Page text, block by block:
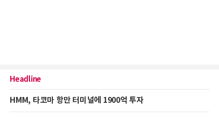
Headline
HMM, 타코마 항만 터미널에 1900억 투자